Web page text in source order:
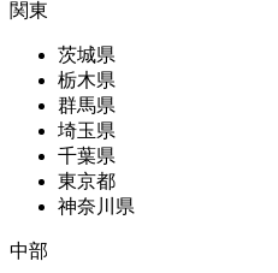
関東
茨城県
栃木県
群馬県
埼玉県
千葉県
東京都
神奈川県
中部